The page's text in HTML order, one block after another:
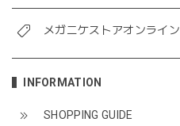
メガニケストアオンライン
INFORMATION
SHOPPING GUIDE